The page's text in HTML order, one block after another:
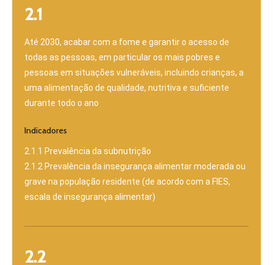
2.1
Até 2030, acabar com a fome e garantir o acesso de
todas as pessoas, em particular os mais pobres e
pessoas em situações vulneráveis, incluindo crianças, a
uma alimentação de qualidade, nutritiva e suficiente
durante todo o ano
Indicadores
2.1.1 Prevalência da subnutrição
2.1.2 Prevalência da insegurança alimentar moderada ou
grave na população residente (de acordo com a FIES,
escala de insegurança alimentar)
2.2